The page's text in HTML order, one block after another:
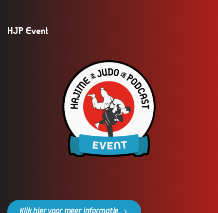
HJP Event
Klik hier voor meer informatie